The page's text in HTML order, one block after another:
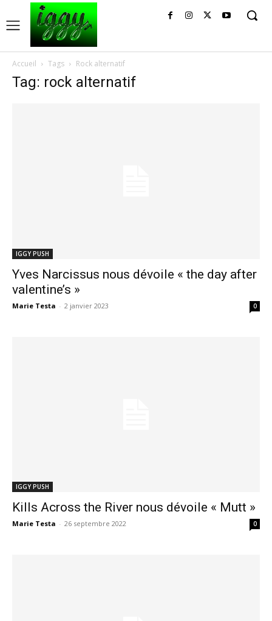
Accueil Tags Rock alternatif
Tag: rock alternatif
IGGY PUSH
Yves Narcissus nous dévoile « the day after
valentine’s »
Marie Testa - 2 janvier 2023 0
IGGY PUSH
Kills Across the River nous dévoile « Mutt »
Marie Testa - 26 septembre 2022 0